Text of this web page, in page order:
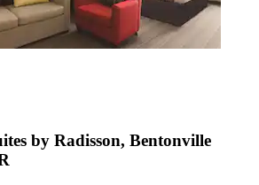
by Radisson, Bentonville